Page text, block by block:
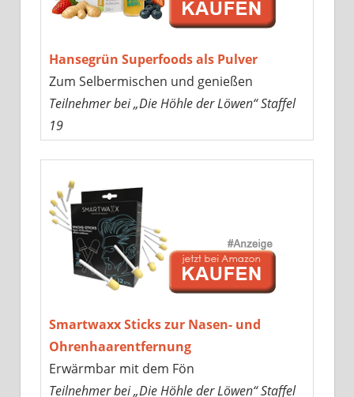
Hansegrün Superfoods als Pulver
Zum Selbermischen und genießen
Teilnehmer bei „Die Höhle der Löwen“ Staffel
19
Smartwaxx Sticks zur Nasen- und
Ohrenhaarentfernung
Erwärmbar mit dem Fön
Teilnehmer bei „Die Höhle der Löwen“ Staffel